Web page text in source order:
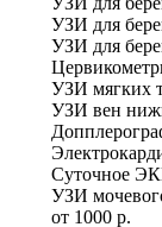
УЗИ для
УЗИ для
УЗИ мягких
УЗИ вен
Суточное
УЗИ
от 1000 р.